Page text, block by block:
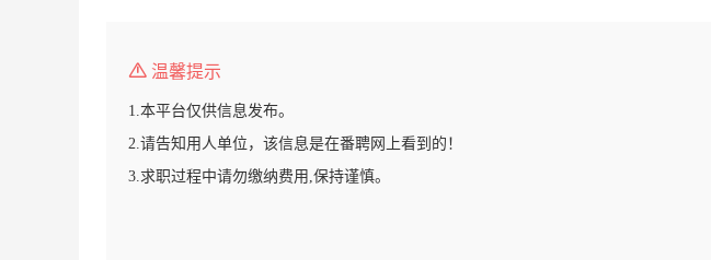
温馨提示
1.本平台仅供信息发布。
2.请告知用人单位，该信息是在番聘网上看到的！
3.求职过程中请勿缴纳费用,保持谨慎。